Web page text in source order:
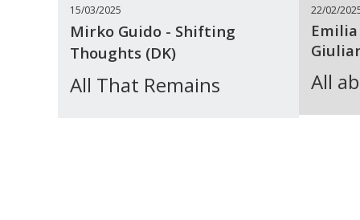
15/03/2025
Mirko Guido - Shifting
Thoughts (DK)
All That Remains
22/02/
All